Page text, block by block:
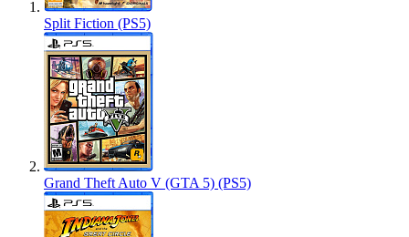
Split Fiction (PS5)
Grand Theft Auto V (GTA 5) (PS5)